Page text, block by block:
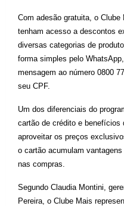
Com adesão gratuita, o
tenham acesso a descontos
diversas categorias de
forma simples pelo
mensagem ao número 0800
seu CPF.
Um dos diferenciais do
cartão de crédito e benefícios
aproveitar os preços
o cartão acumulam
nas compras.
Segundo Claudia Montini,
Pereira, o Clube Mais